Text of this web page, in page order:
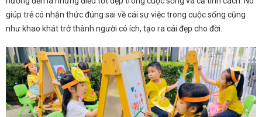
giúp trẻ có nhận thức đúng sai về cái sự việc trong cuộc sống cũng
như khao khát trở thành người có ích, tạo ra cái đẹp cho đời.